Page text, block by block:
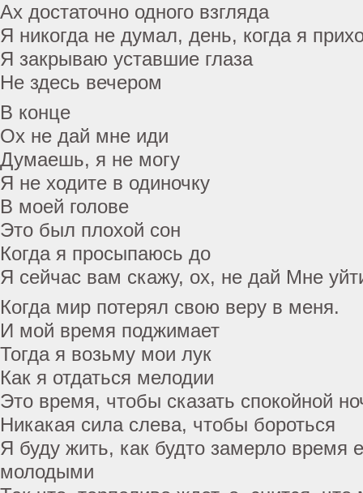
Ах достаточно одного взгляда
Я никогда не думал, день, когда я
Я закрываю уставшие глаза
Не здесь вечером
В конце
Ох не дай мне иди
Думаешь, я не могу
Я не ходите в одиночку
В моей голове
Это был плохой сон
Когда я просыпаюсь до
Я сейчас вам скажу, ох, не дай Мне
Когда мир потерял свою веру в меня.
И мой время поджимает
Тогда я возьму мои лук
Как я отдаться мелодии
Это время, чтобы сказать спокойной
Никакая сила слева, чтобы бороться
Я буду жить, как будто замерло
молодыми